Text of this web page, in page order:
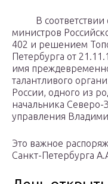
В соответствии с
министров
402 и решением
Петербурга от
имя
талантливого
России, одного из
начальни­ка Северо-
управления
Это важное
Санкт-Петербурга